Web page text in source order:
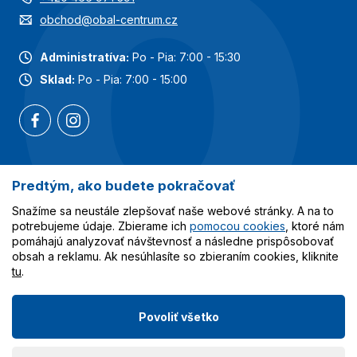
obchod@obal-centrum.cz
Administratíva: Po - Pia: 7:00 - 15:30
Sklad: Po - Pia: 7:00 - 15:00
Najobľúbenejšie kategórie
Služby
Všetko o nákupe
Predtým, ako budete pokračovať
Snažíme sa neustále zlepšovať naše webové stránky. A na to
potrebujeme údaje. Zbierame ich pomocou cookies , ktoré nám
pomáhajú analyzovať návštevnosť a následne prispôsobovať
obsah a reklamu. Ak nesúhlasíte so zbieraním cookies, kliknite
tu.
Povoliť všetko